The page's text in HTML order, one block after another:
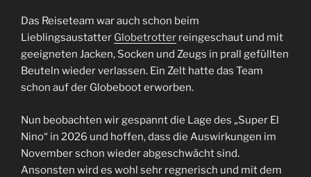
Das Reiseteam war auch schon beim
Lieblingsaustatter Globetrotter reingeschaut und mit
geeigneten Jacken, Socken und Zeugs in prall gefüllten
Beuteln wieder verlassen. Ein Zelt hatte das Team
schon auf der Globeboot erworben.
Nun beobachten wir gespannt die Lage des „Super El
Nino“ in 2026 und hoffen, dass die Auswirkungen im
November schon wieder abgeschwächt sind.
Ansonsten wird es wohl sehr regnerisch und mit dem